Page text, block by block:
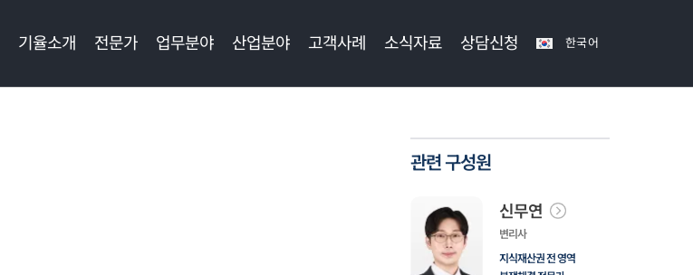
기율소개 전문가 업무분야 산업분야 고객사례 소식자료 상담신청 한국어
관련 구성원
신무연
변리사
지식재산권 전 영역